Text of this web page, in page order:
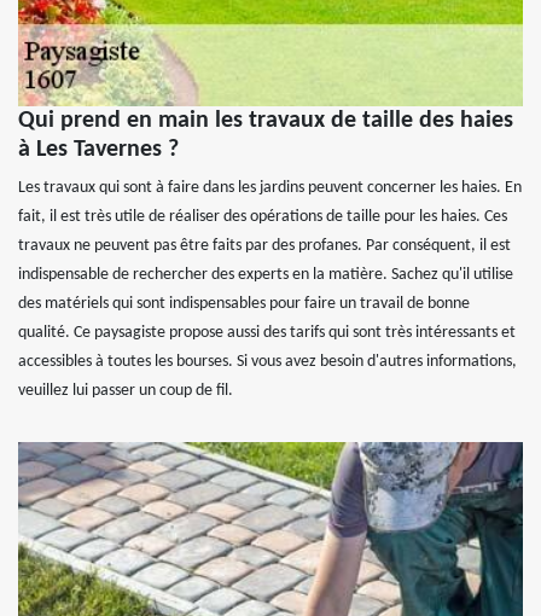
Qui prend en main les travaux de taille des haies
à Les Tavernes ?
Les travaux qui sont à faire dans les jardins peuvent concerner les haies. En
fait, il est très utile de réaliser des opérations de taille pour les haies. Ces
travaux ne peuvent pas être faits par des profanes. Par conséquent, il est
indispensable de rechercher des experts en la matière. Sachez qu'il utilise
des matériels qui sont indispensables pour faire un travail de bonne
qualité. Ce paysagiste propose aussi des tarifs qui sont très intéressants et
accessibles à toutes les bourses. Si vous avez besoin d'autres informations,
veuillez lui passer un coup de fil.